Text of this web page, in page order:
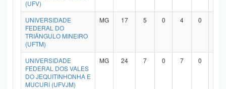
(UFV)
UNIVERSIDADE
FEDERAL DO
TRIÂNGULO MINEIRO
(UFTM)
MG 17 5 0 4 0
UNIVERSIDADE
FEDERAL DOS VALES
DO JEQUITINHONHA E
MUCURI (UFVJM)
MG 24 7 0 7 0